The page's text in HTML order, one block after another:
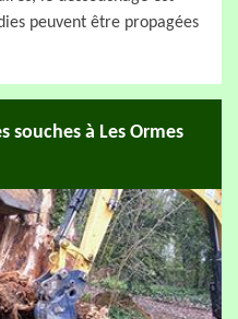
peuvent être propagées
souches à Les Ormes